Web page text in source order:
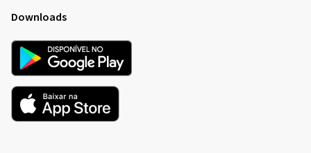
Downloads